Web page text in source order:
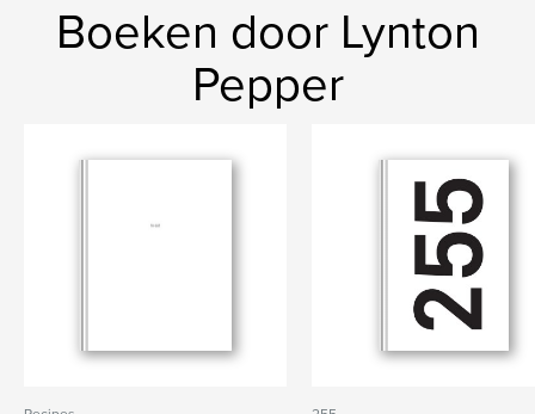
Boeken door Lynton
Pepper